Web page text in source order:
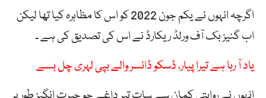
اگرچہ انہوں نے یکم جون 2022 کو اس کا مظاہرہ کیا تھا لیکن
اب گنیز بک آف ورلڈ ریکارڈ نے اس کی تصدیق کی ہے ۔
یاد آ رہا ہے تیرا پیار، ڈسکو ڈانسر والے بپی لہری چل بسے